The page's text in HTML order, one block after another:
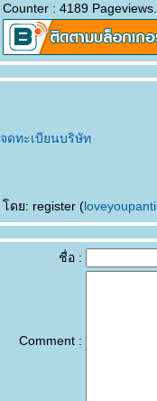
Counter : 4189 Pageviews.
จดทะเบียนบริษัท
ดย: register (
ชื่อ :
Comment :